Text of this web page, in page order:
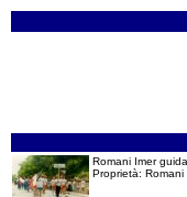
Romani Imer
Proprietà: Romani